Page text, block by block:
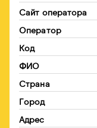
Сайт оператора
Оператор
Код
ФИО
Страна
Город
Адрес